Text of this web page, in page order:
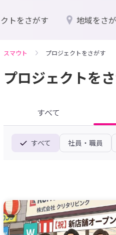
トをさがす 地域をさ
スマウト プロジェクトをさがす
プロジェクトを
すべて
すべて 社員・職員